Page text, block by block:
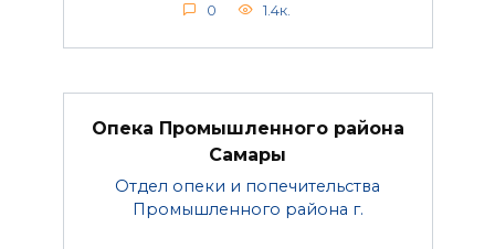
0 1.4к.
Опека Промышленного района
Самары
Отдел опеки и попечительства
Промышленного района г.